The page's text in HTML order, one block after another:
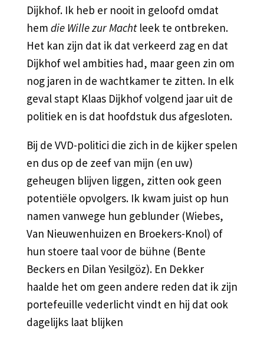
Dijkhof. Ik heb er nooit in geloofd omdat
hem die Wille zur Machtleek te ontbreken.
Het kan zijn dat ik dat verkeerd zag en dat
Dijkhof wel ambities had, maar geen zin om
nog jaren in de wachtkamer te zitten. In elk
geval stapt Klaas Dijkhof volgend jaar uit de
politiek en is dat hoofdstuk dus afgesloten.
Bij de VVD-politici die zich in de kijker spelen
en dus op de zeef van mijn (en uw)
geheugen blijven liggen, zitten ook geen
potentiële opvolgers. Ik kwam juist op hun
namen vanwege hun geblunder (Wiebes,
Van Nieuwenhuizen en Broekers-Knol) of
hun stoere taal voor de bühne (Bente
Beckers en Dilan Yesilgöz). En Dekker
haalde het om geen andere reden dat ik zijn
portefeuille vederlicht vindt en hij dat ook
dagelijks laat blijken